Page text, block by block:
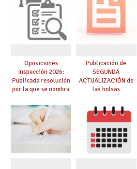
Oposiciones
Inspección 2026:
Publicada resolución
por la que se nombra
prácticas, se regulan
dichas prácticas y se
convoca acto público
de adjudicación
Publicación de
SEGUNDA
ACTUALIZACIÓN de
las bolsas
Cuerpo de Maestros
de especialidades
convocadas a
oposición